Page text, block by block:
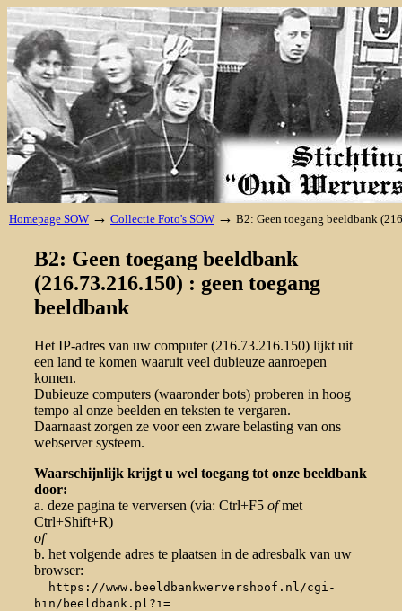
Homepage SOW → Collectie Foto's SOW → B2: Geen toegang beeldbank
B2: Geen toegang beeldbank
(216.73.216.150) : geen toegang
beeldbank
Het IP-adres van uw computer (216.73.216.150) lijkt uit
een land te komen waaruit veel dubieuze aanroepen
komen.
Dubieuze computers (waaronder bots) proberen in hoog
tempo al onze beelden en teksten te vergaren.
Daarnaast zorgen ze voor een zware belasting van ons
webserver systeem.
Waarschijnlijk krijgt u wel toegang tot onze beeldbank
door:
a. deze pagina te verversen (via: Ctrl+F5 ofmet
Ctrl+Shift+R)
of
b. het volgende adres te plaatsen in de adresbalk van uw
browser:
https://www.beeldbankwervershoof.nl/cgi-
bin/beeldbank.pl?i=